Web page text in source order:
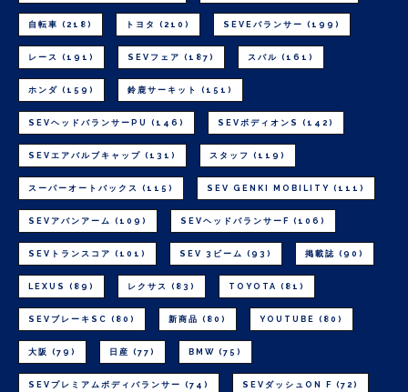
自転車 (218) トヨタ (210) SEVEバランサー (199)
レース (191) SEVフェア (187) スバル (161)
ホンダ (159) 鈴鹿サーキット (151)
SEVヘッドバランサーPU (146) SEVボディオンS (142)
SEVエアバルブキャップ (131) スタッフ (119)
スーパーオートバックス (115) SEV GENKI MOBILITY (111)
SEVアバンアーム (109) SEVヘッドバランサーF (106)
SEVトランスコア (101) SEV 3ビーム (93) 掲載誌 (90)
LEXUS (89) レクサス (83) TOYOTA (81)
SEVブレーキSC (80) 新商品 (80) YOUTUBE (80)
大阪 (79) 日産 (77) BMW (75)
SEVプレミアムボディバランサー (74) SEVダッシュON F (72)